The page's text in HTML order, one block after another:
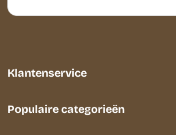
Klantenservice
Populaire categorieën